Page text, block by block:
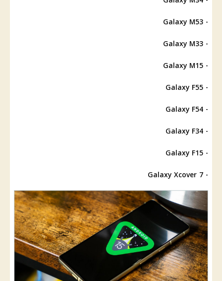
- Galaxy M53
- Galaxy M33
- Galaxy M15
- Galaxy F55
- Galaxy F54
- Galaxy F34
- Galaxy F15
- Galaxy Xcover 7